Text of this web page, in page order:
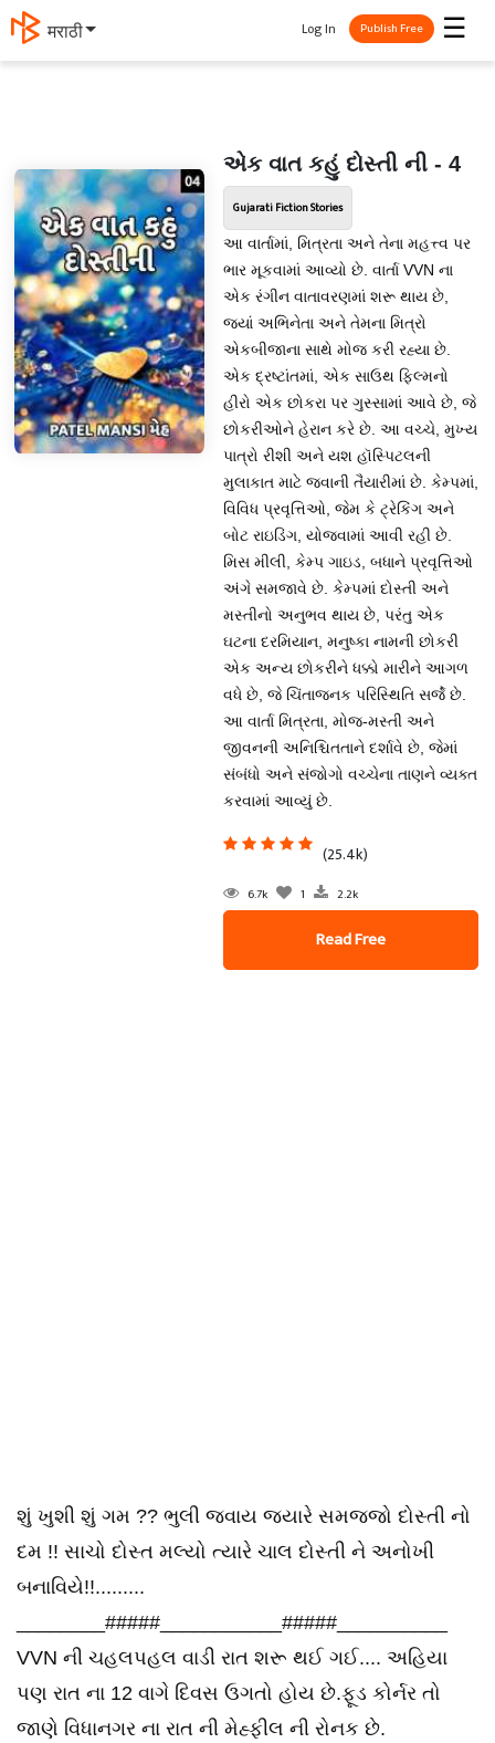
मराठी ☰
Log In Publish Free
એક વાત કહું દોસ્તી ની - 4
Gujarati Fiction Stories
આ વાર્તામાં, મિત્રતા અને તેના મહત્ત્વ પર
ભાર મૂકવામાં આવ્યો છે. વાર્તા VVN ના
એક રંગીન વાતાવરણમાં શરૂ થાય છે,
જ્યાં અભિનેતા અને તેમના મિત્રો
એકબીજાના સાથે મોજ કરી રહ્યા છે.
એક દ્રષ્ટાંતમાં, એક સાઉથ ફિલ્મનો
હીરો એક છોકરા પર ગુસ્સામાં આવે છે, જે
છોકરીઓને હેરાન કરે છે. આ વચ્ચે, મુખ્ય
પાત્રો રીશી અને યશ હૉસ્પિટલની
મુલાકાત માટે જવાની તૈયારીમાં છે. કેમ્પમાં,
વિવિધ પ્રવૃત્તિઓ, જેમ કે ટ્રેકિંગ અને
બોટ રાઇડિંગ, યોજવામાં આવી રહી છે.
મિસ મીલી, કેમ્પ ગાઇડ, બધાને પ્રવૃત્તિઓ
અંગે સમજાવે છે. કેમ્પમાં દોસ્તી અને
મસ્તીનો અનુભવ થાય છે, પરંતુ એક
ઘટના દરમિયાન, મનુષ્કા નામની છોકરી
એક અન્ય છોકરીને ધક્કો મારીને આગળ
વધે છે, જે ચિંતાજનક પરિસ્થિતિ સર્જે છે.
આ વાર્તા મિત્રતા, મોજ-મસ્તી અને
જીવનની અનિશ્ચિતતાને દર્શાવે છે, જેમાં
સંબંધો અને સંજોગો વચ્ચેના તાણને વ્યક્ત
કરવામાં આવ્યું છે.
(25.4k)
6.7k 1 2.2k
Read Free
શું ખુશી શું ગમ ?? ભુલી જવાય જયારે સમજજો દોસ્તી નો
દમ !! સાચો દોસ્ત મલ્યો ત્યારે ચાલ દોસ્તી ને અનોખી
બનાવિયે!!.........
________#####___________#####__________
VVN ની ચહલપહલ વાડી રાત શરૂ થઈ ગઈ.... અહિયા
પણ રાત ના 12 વાગે દિવસ ઉગતો હોય છે.ફૂડ કોર્નર તો
જાણે વિધાનગર ના રાત ની મેહ્ફીલ ની રોનક છે.